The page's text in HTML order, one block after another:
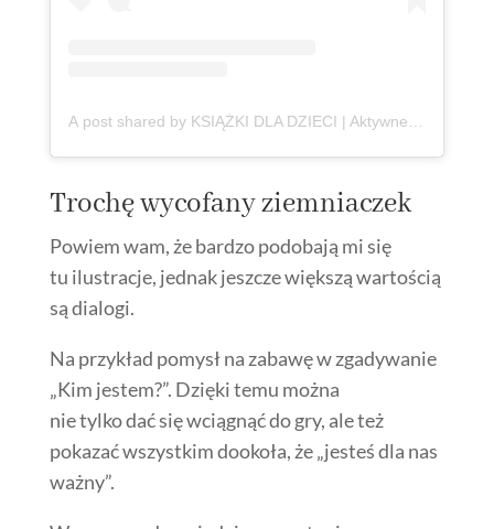
Trochę wycofany ziemniaczek
Powiem wam, że bardzo podobają mi się
tu ilustracje, jednak jeszcze większą wartością
są dialogi.
Na przykład pomysł na zabawę w zgadywanie
„Kim jestem?”. Dzięki temu można
nie tylko dać się wciągnąć do gry, ale też
pokazać wszystkim dookoła, że „jesteś dla nas
ważny”.